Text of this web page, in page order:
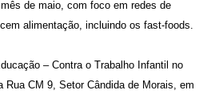
de maio, com foco em redes de
alimentação, incluindo os fast-foods.
– Contra o Trabalho Infantil no
Rua CM 9, Setor Cândida de Morais, em